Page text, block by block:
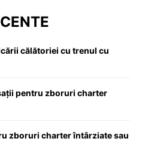
călătoriei cu trenul cu
pentru zboruri charter
zboruri charter întârziate sau